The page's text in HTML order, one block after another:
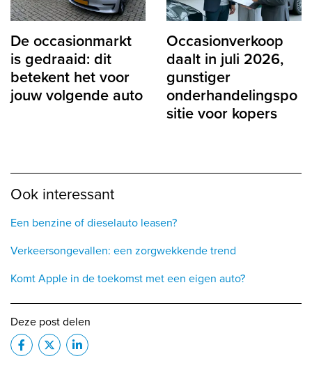
Ook interessant
Een benzine of dieselauto leasen?
Verkeersongevallen: een zorgwekkende trend
Komt Apple in de toekomst met een eigen auto?
Deze post delen
De occasionmarkt
is gedraaid: dit
betekent het voor
jouw volgende auto
Occasionverkoop
daalt in juli 2026,
gunstiger
onderhandelingspo
sitie voor kopers